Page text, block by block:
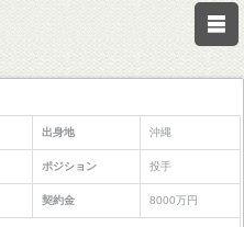
出身地 沖縄
ポジション 投手
契約金 8000万円